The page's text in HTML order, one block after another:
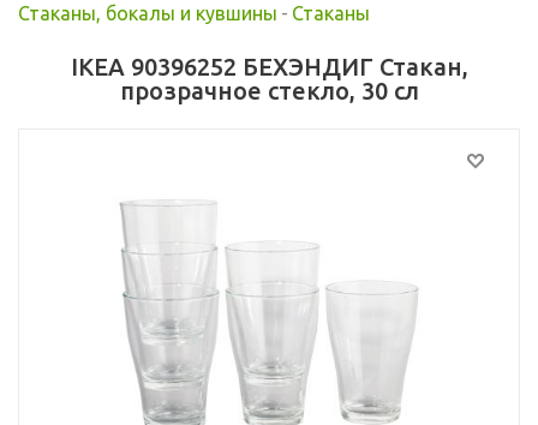
Стаканы, бокалы и кувшины - Стаканы
IKEA 90396252 БЕХЭНДИГ Стакан,
прозрачное стекло, 30 сл